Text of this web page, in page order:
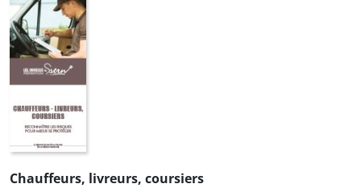
Chauffeurs, livreurs, coursiers